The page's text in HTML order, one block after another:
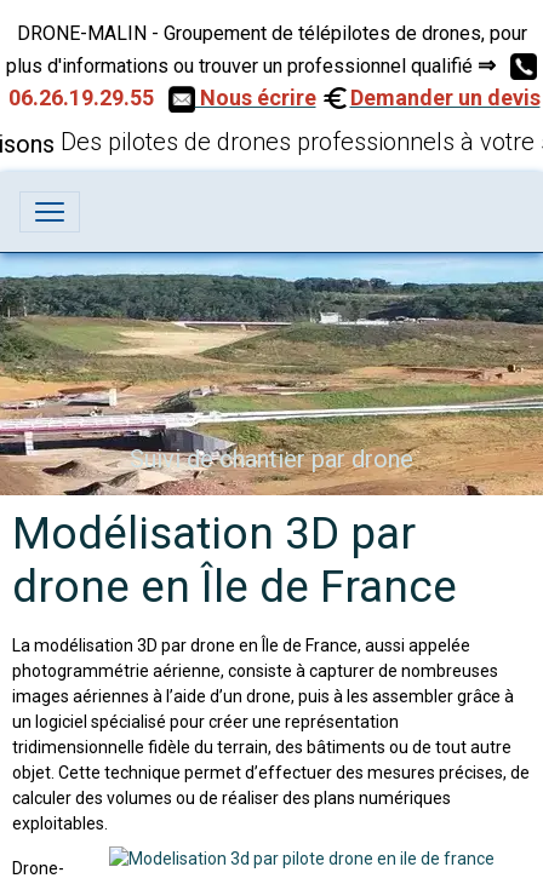
DRONE-MALIN - Groupement de télépilotes de drones, pour
plus d'informations ou trouver un professionnel qualifié ⇒
06.26.19.29.55
Nous écrire Demander un devis
Des pilotes de drones professionnels à votre
Suivi de chantier par drone
Inspection technique par drone
Modélisation 3D par
drone en Île de France
La modélisation 3D par drone en Île de France, aussi appelée
photogrammétrie aérienne, consiste à capturer de nombreuses
images aériennes à l’aide d’un drone, puis à les assembler grâce à
un logiciel spécialisé pour créer une représentation
tridimensionnelle fidèle du terrain, des bâtiments ou de tout autre
objet. Cette technique permet d’effectuer des mesures précises, de
calculer des volumes ou de réaliser des plans numériques
exploitables.
Drone-